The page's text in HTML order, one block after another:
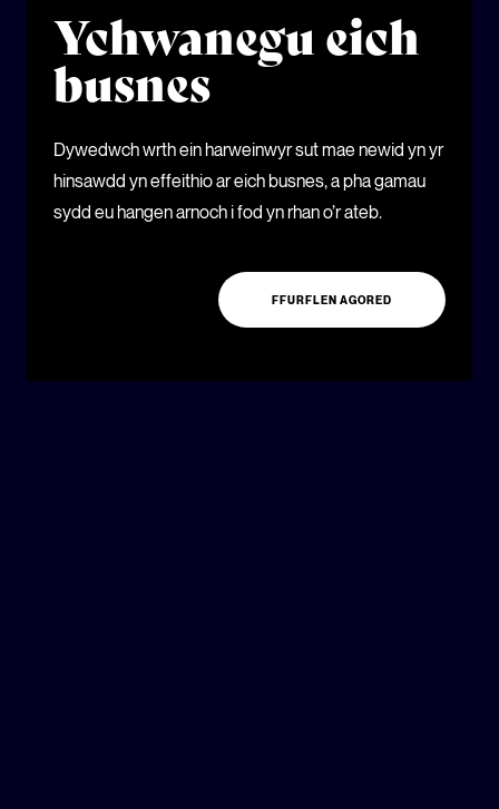
Ychwanegu eich
busnes
Dywedwch wrth ein harweinwyr sut mae newid yn yr
hinsawdd yn effeithio ar eich busnes, a pha gamau
sydd eu hangen arnoch i fod yn rhan o’r ateb.
FFURFLEN AGORED